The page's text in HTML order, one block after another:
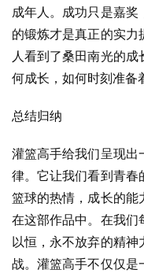
成年人。成功只是嘉奖
的锻炼才是真正的实力
人看到了桑田南光的
何成长，如何时刻准备
总结归纳
灌篮高手给我们呈现出
律。它让我们看到青春
篮球的热情，成长的能
在这部作品中。在我们
以恒，永不放弃的精
战。灌篮高手不仅仅是